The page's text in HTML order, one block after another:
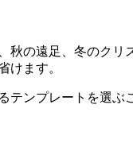
の遠足、冬のク
けます。
ンプレートを選